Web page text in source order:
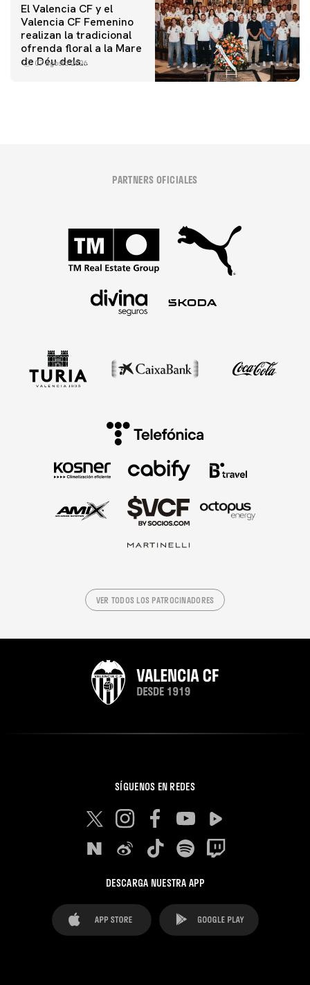
El Valencia CF y el
Valencia CF Femenino
realizan la tradicional
ofrenda floral a la Mare
de Déu dels
07 agosto 2026
PARTNERS OFICIALES
VER TODOS LOS PATROCINADORES
SÍGUENOS EN REDES
DESCARGA NUESTRA APP